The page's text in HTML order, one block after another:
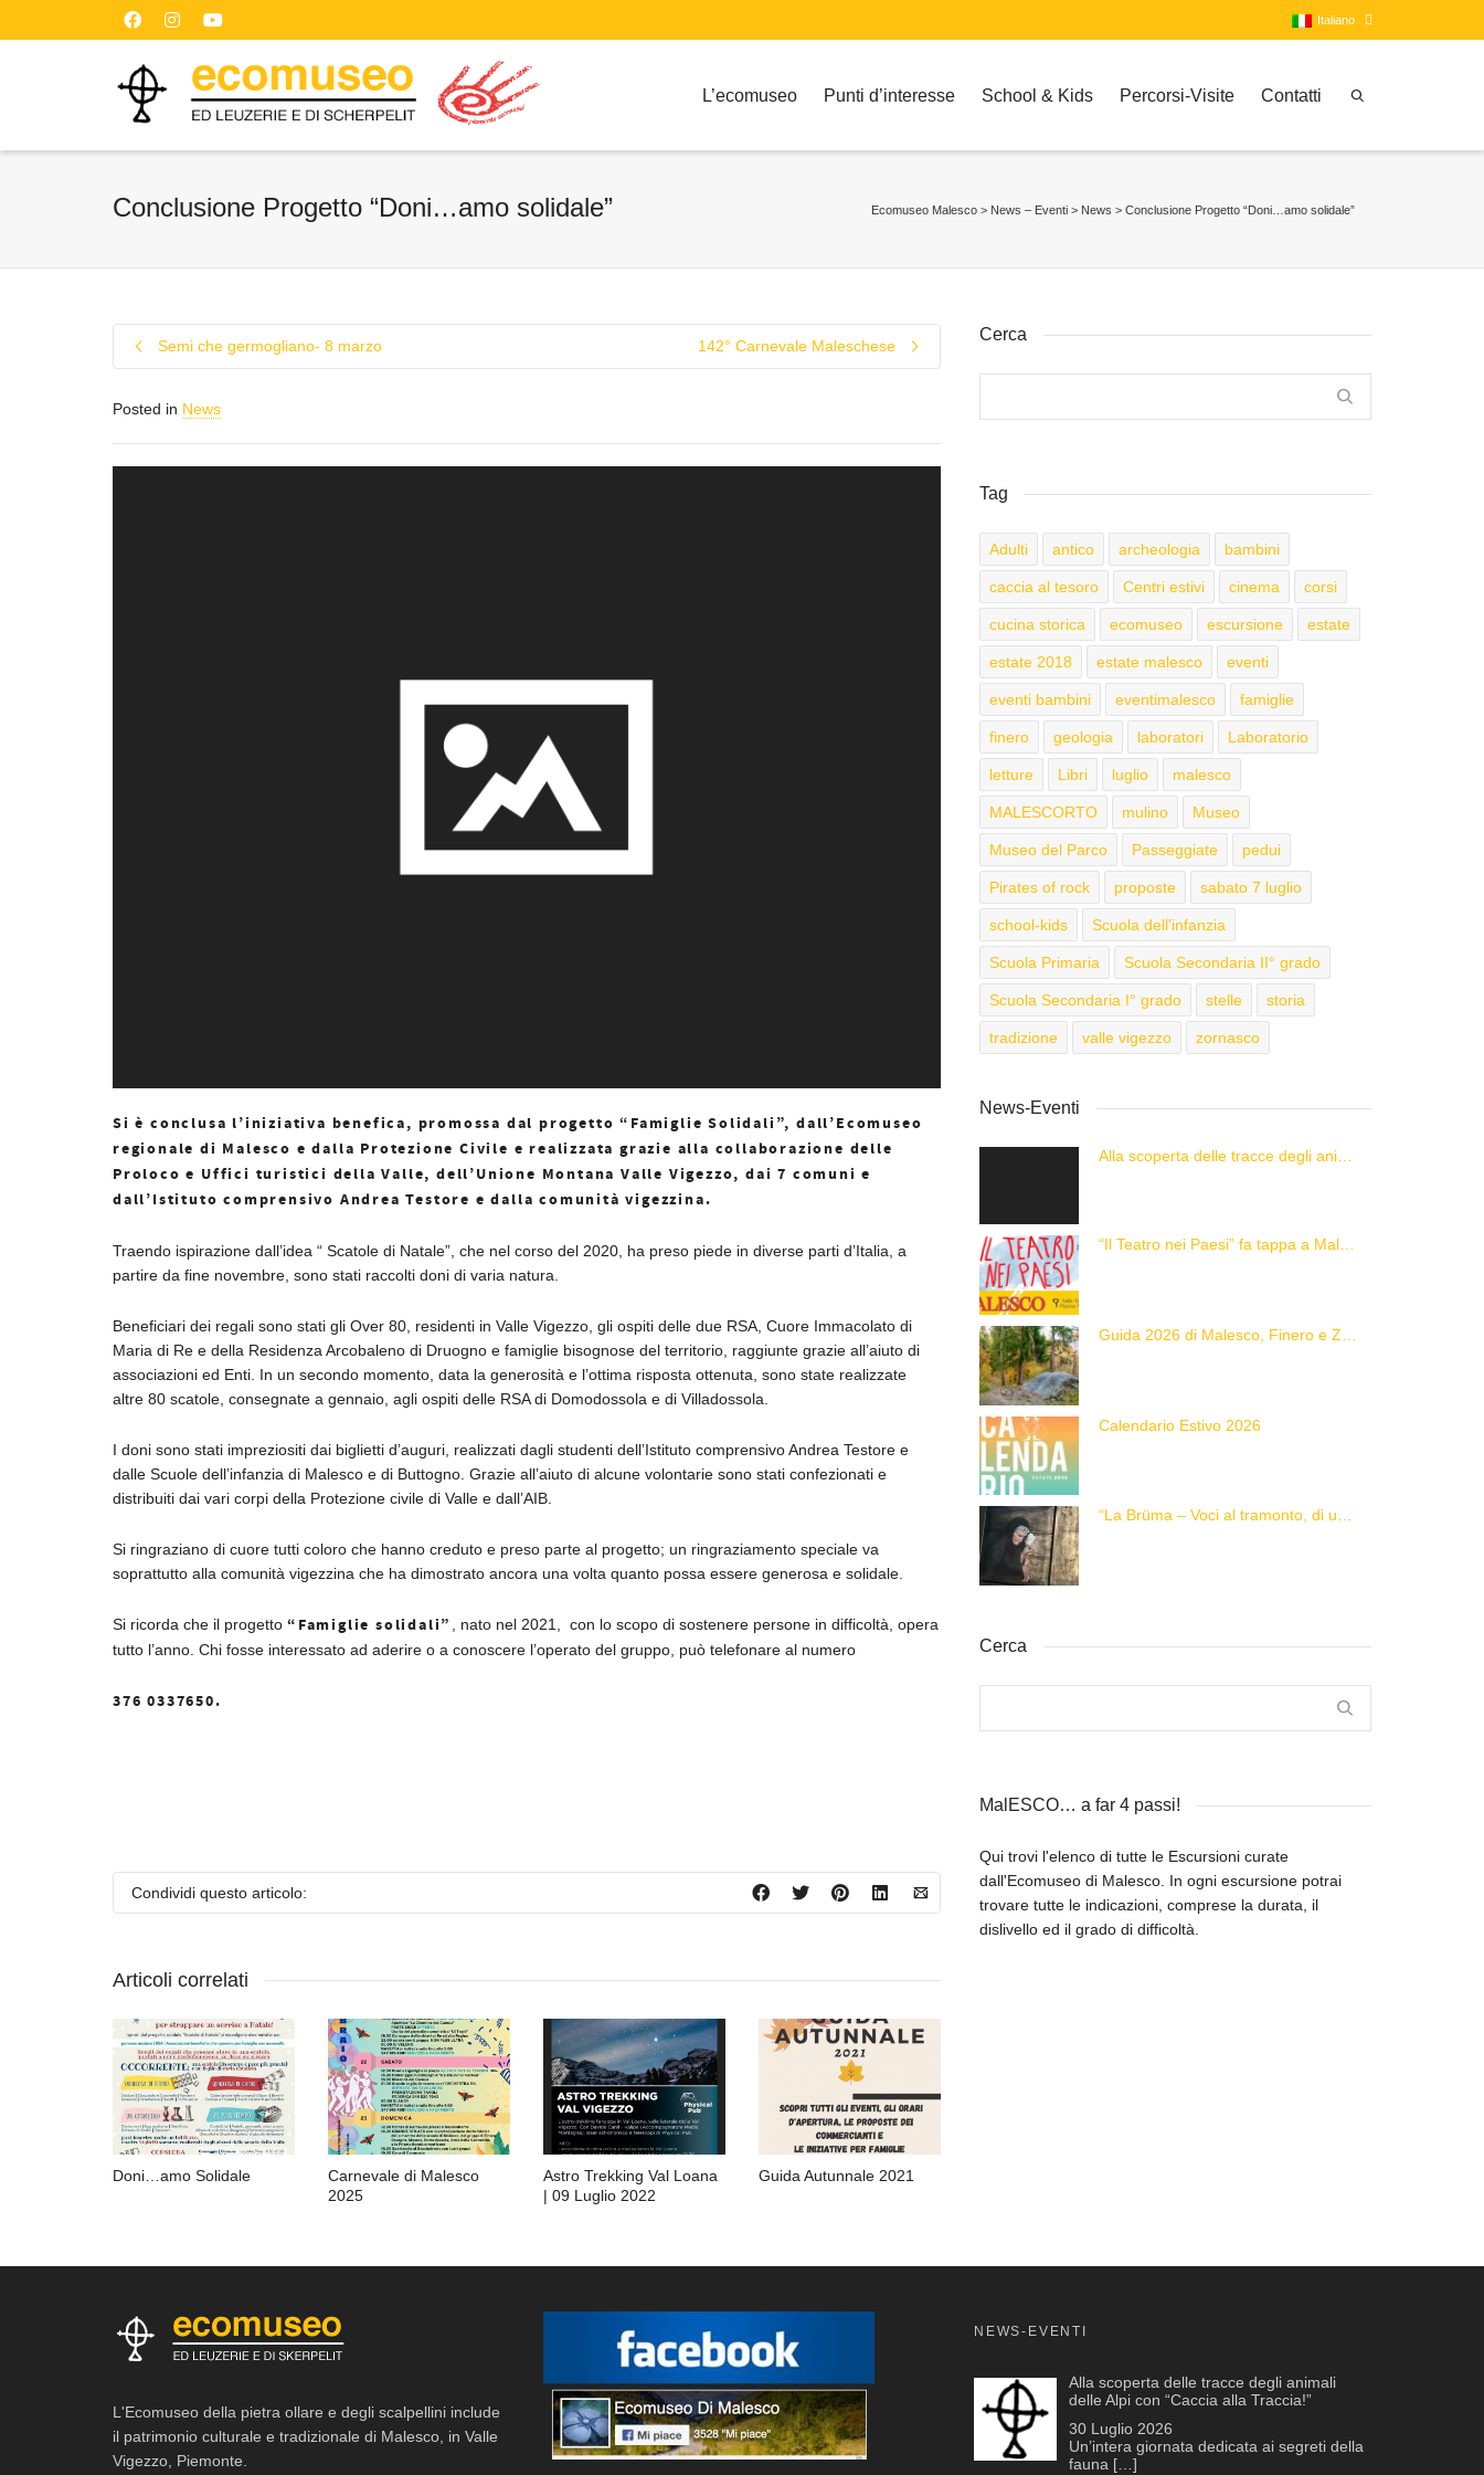
Italiano
Inglese
L’ecomuseo Punti d’interesse School & Kids Percorsi-Visite Contatti
Conclusione Progetto “Doni…amo solidale” Ecomuseo Malesco > News – Eventi > News > Conclusione Progetto “Doni…amo solidale”
Semi che germogliano- 8 marzo 142° Carnevale Maleschese
Posted in News
Si è conclusa l’iniziativa benefica, promossa dal progetto “Famiglie Solidali”, dall’Ecomuseo
regionale di Malesco e dalla Protezione Civile e realizzata grazie alla collaborazione delle
Proloco e Uffici turistici della Valle, dell’Unione Montana Valle Vigezzo, dai 7 comuni e
dall’Istituto comprensivo Andrea Testore e dalla comunità vigezzina.
Traendo ispirazione dall’idea “ Scatole di Natale”, che nel corso del 2020, ha preso piede in diverse parti d’Italia, a
partire da fine novembre, sono stati raccolti doni di varia natura.
Beneficiari dei regali sono stati gli Over 80, residenti in Valle Vigezzo, gli ospiti delle due RSA, Cuore Immacolato di
Maria di Re e della Residenza Arcobaleno di Druogno e famiglie bisognose del territorio, raggiunte grazie all’aiuto di
associazioni ed Enti. In un secondo momento, data la generosità e l’ottima risposta ottenuta, sono state realizzate
altre 80 scatole, consegnate a gennaio, agli ospiti delle RSA di Domodossola e di Villadossola.
I doni sono stati impreziositi dai biglietti d’auguri, realizzati dagli studenti dell’Istituto comprensivo Andrea Testore e
dalle Scuole dell’infanzia di Malesco e di Buttogno. Grazie all’aiuto di alcune volontarie sono stati confezionati e
distribuiti dai vari corpi della Protezione civile di Valle e dall’AIB.
Si ringraziano di cuore tutti coloro che hanno creduto e preso parte al progetto; un ringraziamento speciale va
soprattutto alla comunità vigezzina che ha dimostrato ancora una volta quanto possa essere generosa e solidale.
Si ricorda che il progetto “Famiglie solidali”
, nato nel 2021, con lo scopo di sostenere persone in difficoltà, opera
tutto l’anno. Chi fosse interessato ad aderire o a conoscere l’operato del gruppo, può telefonare al numero
376 0337650.
Condividi questo articolo:
Articoli correlati
Doni…amo Solidale
Carnevale di Malesco
2025
Astro Trekking Val Loana
| 09 Luglio 2022
Guida Autunnale 2021
Cerca
Tag
Adulti antico archeologia bambini
caccia al tesoro Centri estivi cinema corsi
cucina storica ecomuseo escursione estate
estate 2018 estate malesco eventi
eventi bambini eventimalesco famiglie
finero geologia laboratori Laboratorio
letture Libri luglio malesco
MALESCORTO mulino Museo
Museo del Parco Passeggiate pedui
Pirates of rock proposte sabato 7 luglio
school-kids Scuola dell'infanzia
Scuola Primaria Scuola Secondaria II° grado
Scuola Secondaria I° grado stelle storia
tradizione valle vigezzo zornasco
News-Eventi
Calendario Estivo 2026
“La Brüma – Voci al tramonto, di una vita e di un’epoca”
Cerca
MalESCO… a far 4 passi!
Qui trovi l'elenco di tutte le Escursioni curate
dall'Ecomuseo di Malesco. In ogni escursione potrai
trovare tutte le indicazioni, comprese la durata, il
dislivello ed il grado di difficoltà.
L'Ecomuseo della pietra ollare e degli scalpellini include
il patrimonio culturale e tradizionale di Malesco, in Valle
Vigezzo, Piemonte.
NEWS-EVENTI
Alla scoperta delle tracce degli animali
delle Alpi con “Caccia alla Traccia!”
30 Luglio 2026
Un’intera giornata dedicata ai segreti della
fauna […]